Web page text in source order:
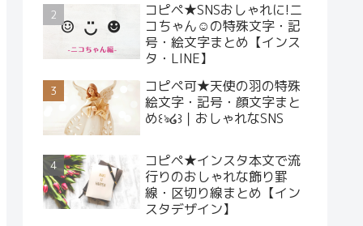
コピペ★SNSおしゃれに!ニ
コちゃん☺︎の特殊文字・記
号・絵文字まとめ【インス
タ・LINE】
コピペ可★天使の羽の特殊
絵文字・記号・顔文字まと
め꒰ঌ໒꒱｜おしゃれなSNS
コピペ★インスタ本文で流
行りのおしゃれな飾り罫
線・区切り線まとめ【イン
スタデザイン】